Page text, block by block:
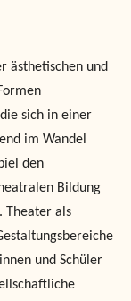
ästhetischen und
sich in einer
im Wandel
den
Bildung
Theater als
und Schüler